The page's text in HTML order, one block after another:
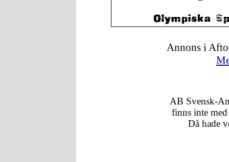
Annons i
AB Svensk-
finns inte
Då hade